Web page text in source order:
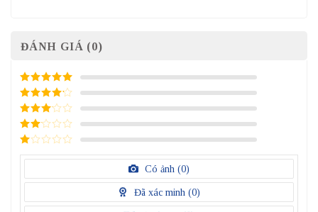
ĐÁNH GIÁ (0)
5/ 5 điểm
4/ 5
điểm
3/ 5
điểm
2/
điểm
1
điểm
Có ảnh (0)
Đã xác minh (0)